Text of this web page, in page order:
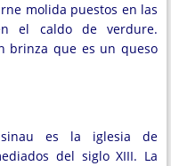
molida puestos en las
el caldo de verdure.
brinza que es un queso
es la iglesia de
del siglo XIII. La